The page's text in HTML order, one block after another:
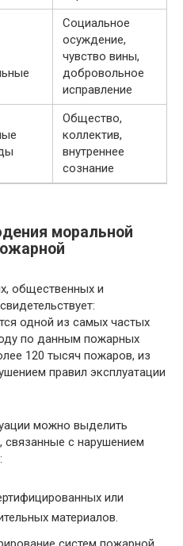
Социальное
осуждение,
чувство вины,
добровольное
исправление
Общество,
коллектив,
внутреннее
сознание
моральной
общественных и
одной из самых частых
по данным пожарных
120 тысяч пожаров, из
правил эксплуатации
можно выделить
с нарушением
или
материалов.